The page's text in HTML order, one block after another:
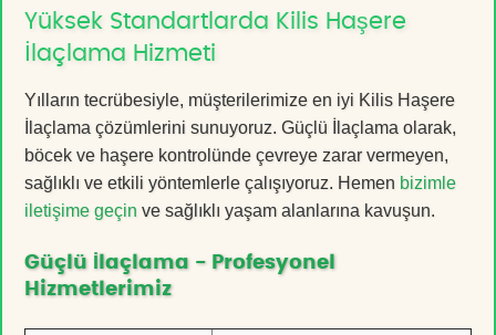
Yüksek Standartlarda Kilis Haşere
İlaçlama Hizmeti
Yılların tecrübesiyle, müşterilerimize en iyi Kilis Haşere
İlaçlama çözümlerini sunuyoruz. Güçlü İlaçlama olarak,
böcek ve haşere kontrolünde çevreye zarar vermeyen,
sağlıklı ve etkili yöntemlerle çalışıyoruz. Hemen bizimle
iletişime geçin ve sağlıklı yaşam alanlarına kavuşun.
Güçlü İlaçlama - Profesyonel
Hizmetlerimiz